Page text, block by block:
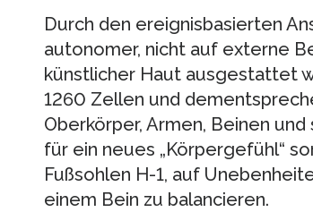
Durch den ereignisbasierten
autonomer, nicht auf externe
künstlicher Haut ausgestattet
1260 Zellen und
Oberkörper, Armen, Beinen
für ein neues „Körpergefühl“
Fußsohlen H-1, auf
einem Bein zu balancieren.